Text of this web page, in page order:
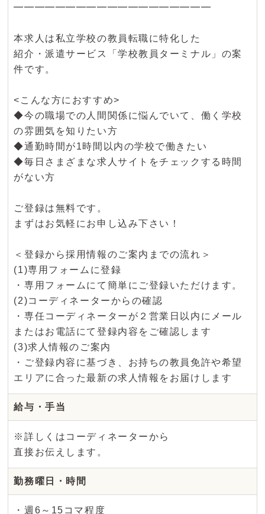
━━━━━━━━━━━━━━━━━━━
本求人は私立学校の教員転職に特化した
紹介・派遣サービス「学校教員ターミナル」の案
件です。
<こんな方におすすめ>
◆今の職場での人間関係に悩んでいて、働く学校
の雰囲気を知りたい方
◆通勤時間が1時間以内の学校で働きたい
◆毎日さまざまな求人サイトをチェックする時間
がない方
ご登録は無料です。
まずはお気軽にお申し込み下さい！
＜登録から採用情報のご案内までの流れ＞
(1)専用フォームに登録
・専用フォームにて簡単にご登録いただけます。
(2)コーディネーターからの確認
・専任コーディネーターが２営業日以内にメール
またはお電話にて登録内容をご確認します
(3)求人情報のご案内
・ご登録内容に基づき、お持ちの教員免許や希望
エリアに合った最新の求人情報をお届けします
給与・手当
※詳しくはコーディネーターから
直接お伝えします。
勤務曜日・時間
・週6～15コマ程度